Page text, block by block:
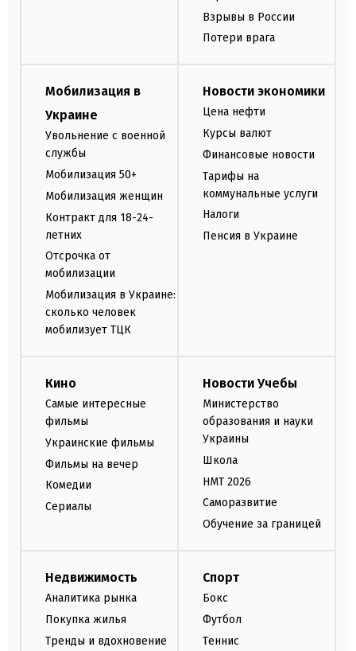
Взрывы в России
Потери врага
Мобилизация в
Украине
Увольнение с военной
службы
Мобилизация 50+
Мобилизация женщин
Контракт для 18-24-
летних
Отсрочка от
мобилизации
Мобилизация в Украине:
сколько человек
мобилизует ТЦК
Новости экономики
Цена нефти
Курсы валют
Финансовые новости
Тарифы на
коммунальные услуги
Налоги
Пенсия в Украине
Кино
Самые интересные
фильмы
Украинские фильмы
Фильмы на вечер
Комедии
Сериалы
Новости Учебы
Министерство
образования и науки
Украины
Школа
НМТ 2026
Саморазвитие
Обучение за границей
Недвижимость
Аналитика рынка
Покупка жилья
Тренды и вдохновение
Спорт
Бокс
Футбол
Теннис